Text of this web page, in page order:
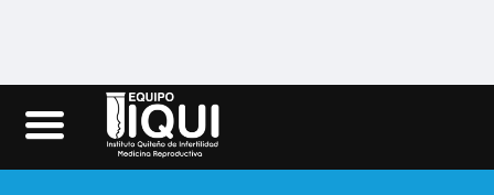
Iqui.ec